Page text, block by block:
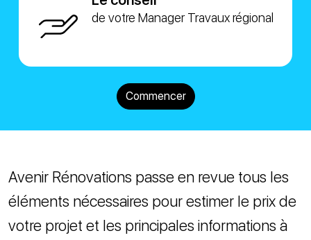
de votre Manager Travaux régional
Commencer
Avenir Rénovations passe en revue tous les
éléments nécessaires pour estimer le prix de
votre projet et les principales informations à